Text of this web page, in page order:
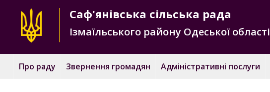
Саф'янівська сільська рада
Ізмаїльського району Одеської області
Про раду Звернення громадян Адміністративні послуги